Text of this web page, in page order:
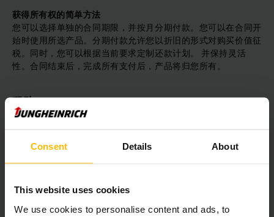
Consent Details About
This website uses cookies
We use cookies to personalise content and ads, to
获得所有权的简单方法
您可以选择单独的合同期限，并按月分期付款。您可以在合同开
始时使用所选产品。分期付款允许您以折旧的形式对购买价值征
税。同时，您可以根据当前要求定制还款计划。 并保持灵活
性。合同结束后，完成所有支付后，产品将归您所有。
租购
可以自由选择。与传统分期付款相比，您在合同结束时获得了计
财务优势